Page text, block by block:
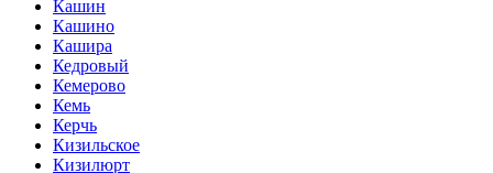
Кашин
Кашино
Кашира
Кедровый
Кемерово
Кемь
Керчь
Кизильское
Кизилюрт